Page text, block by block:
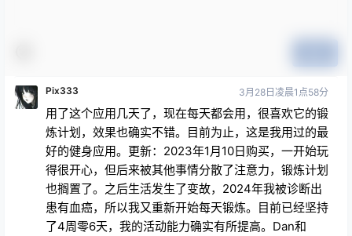
Pix333 3月28日凌晨1点58分
用了这个应用几天了，现在每天都会用，很喜欢它的锻
炼计划，效果也确实不错。目前为止，这是我用过的最
好的健身应用。更新：2023年1月10日购买，一开始玩
得很开心，但后来被其他事情分散了注意力，锻炼计划
也搁置了。之后生活发生了变故，2024年我被诊断出
患有血癌，所以我又重新开始每天锻炼。目前已经坚持
了4周零6天，我的活动能力确实有所提高。Dan和